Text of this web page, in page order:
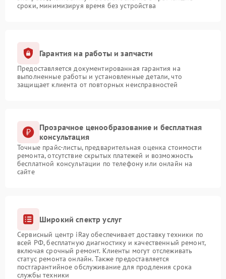
сроки, минимизируя время без устройства
Гарантия на работы и запчасти
Предоставляется документированная гарантия на
выполненные работы и установленные детали, что
защищает клиента от повторных неисправностей
Прозрачное ценообразование и бесплатная
консультация
Точные прайс-листы, предварительная оценка стоимости
ремонта, отсутствие скрытых платежей и возможность
бесплатной консультации по телефону или онлайн на
сайте
Широкий спектр услуг
Сервисный центр iRay обеспечивает доставку техники по
всей РФ, бесплатную диагностику и качественный ремонт,
включая срочный ремонт. Клиенты могут отслеживать
статус ремонта онлайн. Также предоставляется
постгарантийное обслуживание для продления срока
службы техники